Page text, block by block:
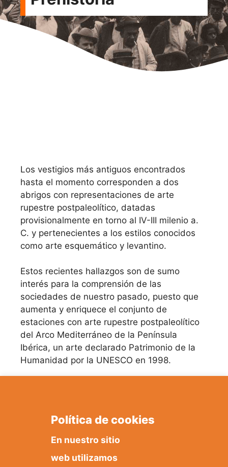
Los vestigios más antiguos encontrados
hasta el momento corresponden a dos
abrigos con representaciones de arte
rupestre postpaleolítico, datadas
provisionalmente en torno al IV-III milenio a.
C. y pertenecientes a los estilos conocidos
como arte esquemático y levantino.
Estos recientes hallazgos son de sumo
interés para la comprensión de las
sociedades de nuestro pasado, puesto que
aumenta y enriquece el conjunto de
estaciones con arte rupestre postpaleolítico
del Arco Mediterráneo de la Península
Ibérica, un arte declarado Patrimonio de la
Humanidad por la UNESCO en 1998.
Política de cookies
En nuestro sitio
web utilizamos